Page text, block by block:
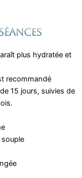
plus hydratée et
recommandé
15 jours, suivies de